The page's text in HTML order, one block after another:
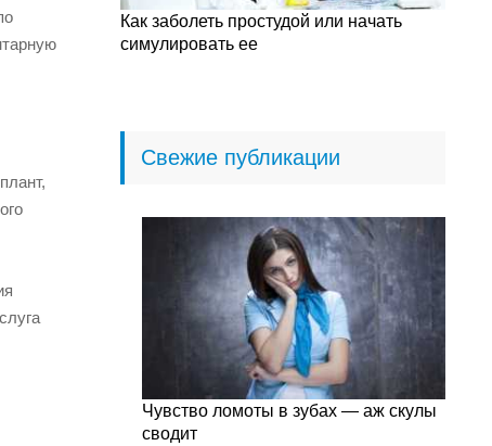
Как заболеть простудой или начать
симулировать ее
Свежие публикации
Чувство ломоты в зубах — аж скулы
сводит